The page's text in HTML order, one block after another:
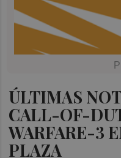
ÚLTIMAS
CALL-OF-
WARFARE-3
PLAZA